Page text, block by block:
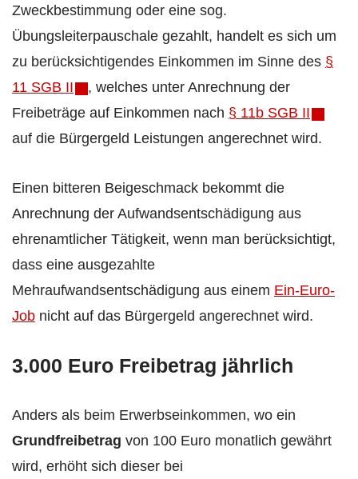
Zweckbestimmung oder eine sog.
Übungsleiterpauschale gezahlt, handelt es sich um
zu berücksichtigendes Einkommen im Sinne des §
11 SGB II
, welches unter Anrechnung der
Freibeträge auf Einkommen nach § 11b SGB II
auf die Bürgergeld Leistungen angerechnet wird.
Einen bitteren Beigeschmack bekommt die
Anrechnung der Aufwandsentschädigung aus
ehrenamtlicher Tätigkeit, wenn man berücksichtigt,
dass eine ausgezahlte
Mehraufwandsentschädigung aus einem Ein-Euro-
Job nicht auf das Bürgergeld angerechnet wird.
3.000 Euro Freibetrag jährlich
Anders als beim Erwerbseinkommen, wo ein
Grundfreibetrag von 100 Euro monatlich gewährt
wird, erhöht sich dieser bei